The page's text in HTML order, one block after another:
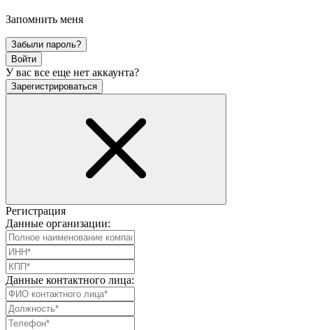
Запомнить меня
Забыли пароль?
Войти
У вас все еще нет аккаунта?
Зарегистрироваться
Регистрация
Данные организации:
Данные контактного лица: